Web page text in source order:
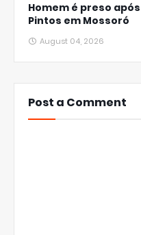
Homem é preso
Pintos em Mossoró
August 04, 2026
Post a Comment